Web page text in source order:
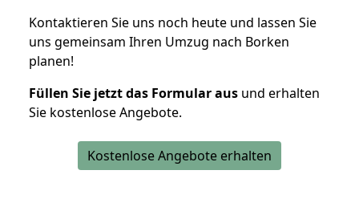
Kontaktieren Sie uns noch heute und lassen Sie
uns gemeinsam Ihren Umzug nach Borken
planen!
Füllen Sie jetzt das Formular aus und erhalten
Sie kostenlose Angebote.
Kostenlose Angebote erhalten